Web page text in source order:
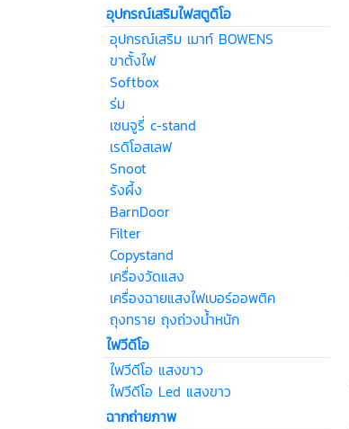
อุปกรณ์เสริมไฟสตูดิโอ
อุปกรณ์เสริม เมาท์ BOWENS
ขาตั้งไฟ
Softbox
ร่ม
เซนจูรี่ c-stand
เรดิโอสเลฟ
Snoot
รังผึ้ง
BarnDoor
Filter
Copystand
เครื่องวัดแสง
เครื่องฉายแสงไฟเบอร์ออพติค
ถุงทราย ถุงถ่วงน้ำหนัก
ไฟวีดีโอ
ไฟวีดีโอ แสงขาว
ไฟวีดีโอ Led แสงขาว
ฉากถ่ายภาพ